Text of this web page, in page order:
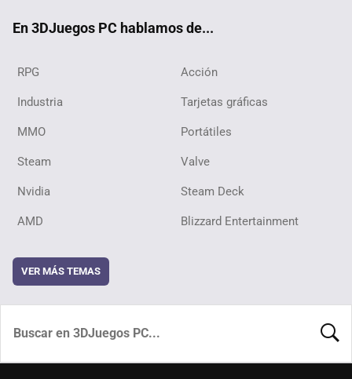
En 3DJuegos PC hablamos de...
RPG Acción
Industria Tarjetas gráficas
MMO Portátiles
Steam Valve
Nvidia Steam Deck
AMD Blizzard Entertainment
VER MÁS TEMAS